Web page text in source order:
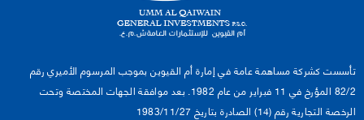
تأسست كشركة مساهمة عامة في إمارة أم القيوين بموجب المرسوم الأميري رقم
82/2 المؤرخ في 11 فبراير من عام 1982. بعد موافقة الجهات المختصة وتحت
الرخصة التجارية رقم (14) الصادرة بتاريخ 1983/11/27